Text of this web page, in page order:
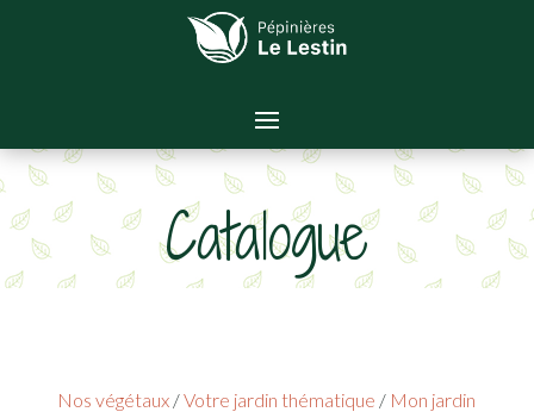
Catalogue
Nos végétaux /Votre jardin thématique / Mon jardin